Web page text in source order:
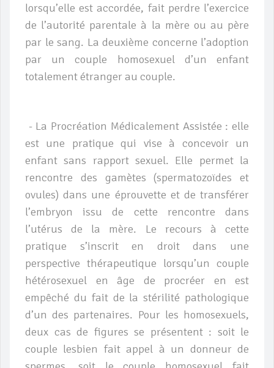
lorsqu’elle est accordée, fait perdre l’exercice
de l’autorité parentale à la mère ou au père
par le sang. La deuxième concerne l’adoption
par un couple homosexuel d’un enfant
totalement étranger au couple.
- La Procréation Médicalement Assistée : elle
est une pratique qui vise à concevoir un
enfant sans rapport sexuel. Elle permet la
rencontre des gamètes (spermatozoïdes et
ovules) dans une éprouvette et de transférer
l’embryon issu de cette rencontre dans
l’utérus de la mère. Le recours à cette
pratique s’inscrit en droit dans une
perspective thérapeutique lorsqu’un couple
hétérosexuel en âge de procréer en est
empêché du fait de la stérilité pathologique
d’un des partenaires. Pour les homosexuels,
deux cas de figures se présentent : soit le
couple lesbien fait appel à un donneur de